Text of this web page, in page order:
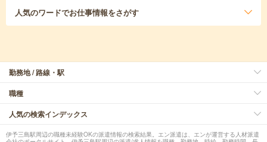
人気のワードでお仕事情報をさがす
勤務地 / 路線・駅
職種
人気の検索インデックス
伊予三島駅周辺の職種未経験OKの派遣情報の検索結果。エン派遣は、エンが運営する人材派遣